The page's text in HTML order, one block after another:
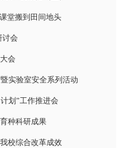
堂搬到田间地头
讨会
会
实验室安全系列活动
划”工作推进会
种科研成果
校综合改革成效